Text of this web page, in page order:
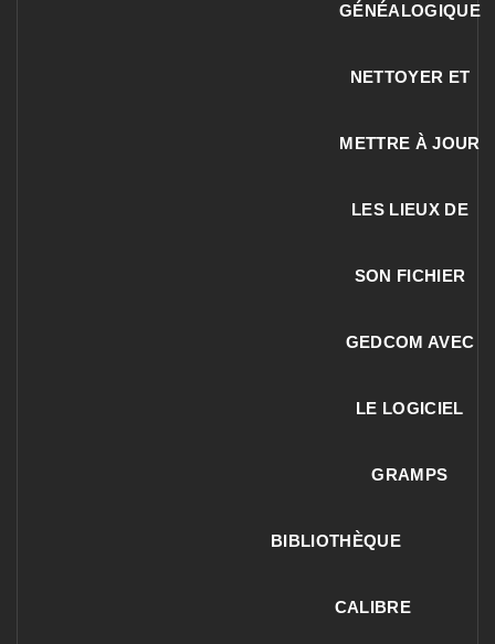
GÉNÉALOGIQUE
NETTOYER ET
METTRE À JOUR
LES LIEUX DE
SON FICHIER
GEDCOM AVEC
LE LOGICIEL
GRAMPS
BIBLIOTHÈQUE
CALIBRE